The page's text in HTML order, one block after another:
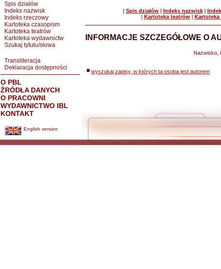
Spis działów
Indeks nazwisk
Indeks rzeczowy
Kartoteka czasopism
Kartoteka teatrów
Kartoteka wydawnictw
Szukaj tytułu/słowa
Transliteracja
Deklaracja dostępności
O PBL
ŹRÓDŁA DANYCH
O PRACOWNI
WYDAWNICTWO IBL
KONTAKT
English version
| Spis działów | Indeks nazwisk |
| Kartoteka teatrów|
INFORMACJE SZCZEGÓŁOWE O
Nazwisko,
wyszukaj zapisy, w których ta osoba jest autorem